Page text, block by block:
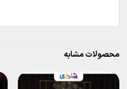
محصولات مشابه